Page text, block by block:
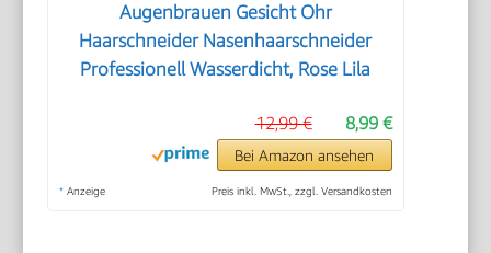
Augenbrauen Gesicht Ohr
Haarschneider Nasenhaarschneider
Professionell Wasserdicht, Rose Lila
8,99 €
12,99 €
Bei Amazon ansehen
* Anzeige Preis inkl. MwSt., zzgl. Versandkosten